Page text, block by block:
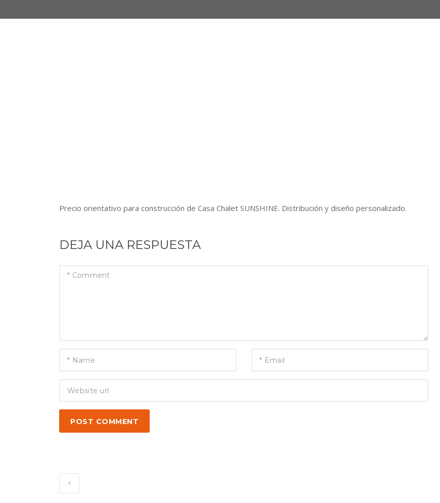
Precio orientativo para construcción de Casa Chalet SUNSHINE. Distribución y diseño personalizado.
DEJA UNA RESPUESTA
POST COMMENT